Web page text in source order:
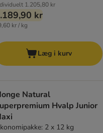
1.205,80 kr
kr
kr / kg
Læg i kurv
Natural
Hvalp Junior
2 x 12 kg